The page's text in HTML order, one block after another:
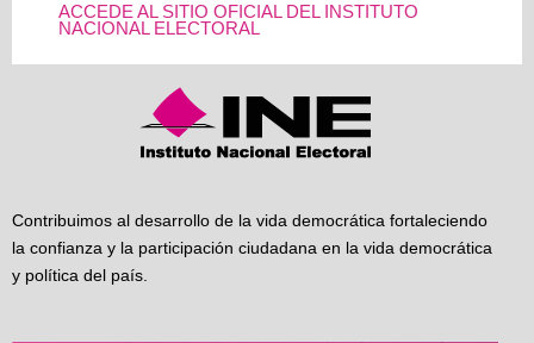
ACCEDE AL SITIO OFICIAL DEL INSTITUTO
NACIONAL ELECTORAL
Contribuimos al desarrollo de la vida democrática fortaleciendo
la confianza y la participación ciudadana en la vida democrática
y política del país.